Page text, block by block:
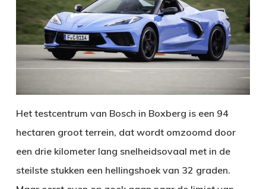
Het testcentrum van Bosch in Boxberg is een 94
hectaren groot terrein, dat wordt omzoomd door
een drie kilometer lang snelheidsovaal met in de
steilste stukken een hellingshoek van 32 graden.